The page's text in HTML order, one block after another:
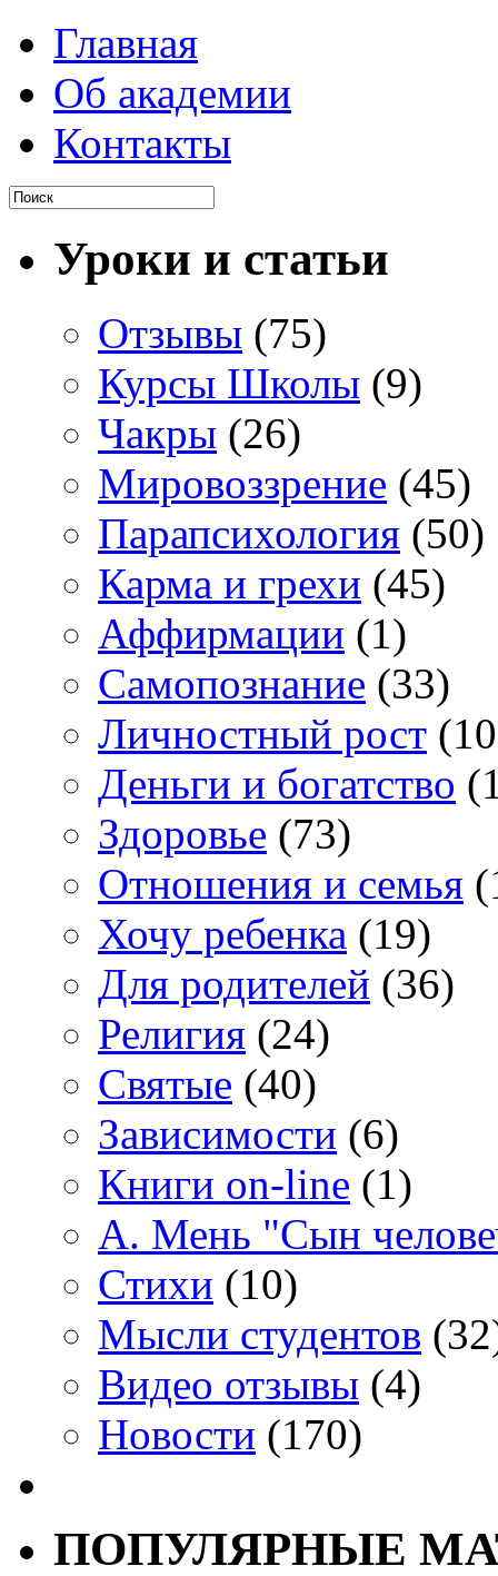
Главная
Об академии
Контакты
Уроки и статьи
Отзывы (75)
Курсы Школы (9)
Чакры (26)
Мировоззрение (45)
Парапсихология (50)
Карма и грехи (45)
Аффирмации (1)
Самопознание (33)
Личностный рост
Деньги и богатство
Здоровье (73)
Отношения и семья
Хочу ребенка (19)
Для родителей (36)
Религия (24)
Святые (40)
Зависимости (6)
Книги on-line (1)
А. Мень "Сын
Стихи (10)
Мысли студентов
Видео отзывы (4)
Новости (170)
ПОПУЛЯРНЫЕ